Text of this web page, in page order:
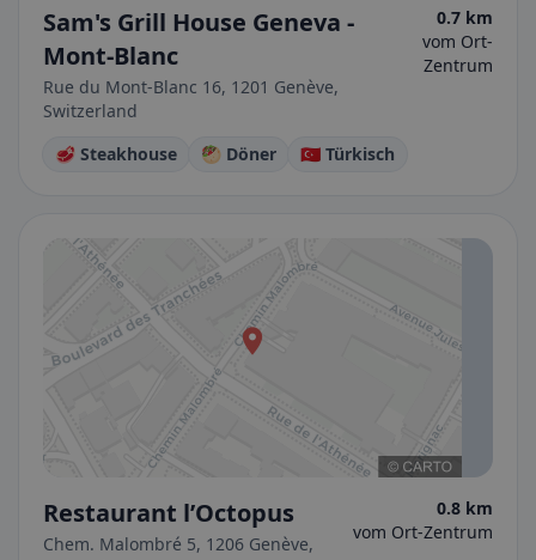
Sam's Grill House Geneva -
Mont-Blanc
Rue du Mont-Blanc 16, 1201 Genève,
Switzerland
0.7 km
vom Ort-
Zentrum
🥩 Steakhouse 🥙 Döner 🇹🇷 Türkisch
Restaurant l’Octopus
Chem. Malombré 5, 1206 Genève,
0.8 km
vom Ort-Zentrum